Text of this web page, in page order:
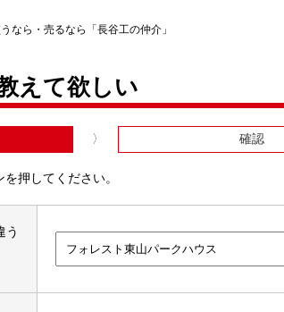
なら・売るなら「長谷工の仲介」
えて欲しい
確認
押してください。
う